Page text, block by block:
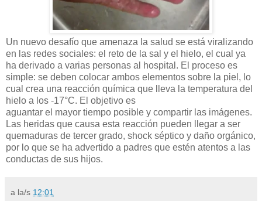
Un nuevo desafío que amenaza la salud se está viralizando
en las redes sociales: el reto de la sal y el hielo, el cual ya
ha derivado a varias personas al hospital. El proceso es
simple: se deben colocar ambos elementos sobre la piel, lo
cual crea una reacción química que lleva la temperatura del
hielo a los -17°C. El objetivo es
aguantar el mayor tiempo posible y compartir las imágenes.
Las heridas que causa esta reacción pueden llegar a ser
quemaduras de tercer grado, shock séptico y daño orgánico,
por lo que se ha advertido a padres que estén atentos a las
conductas de sus hijos.
a la/s 12:01